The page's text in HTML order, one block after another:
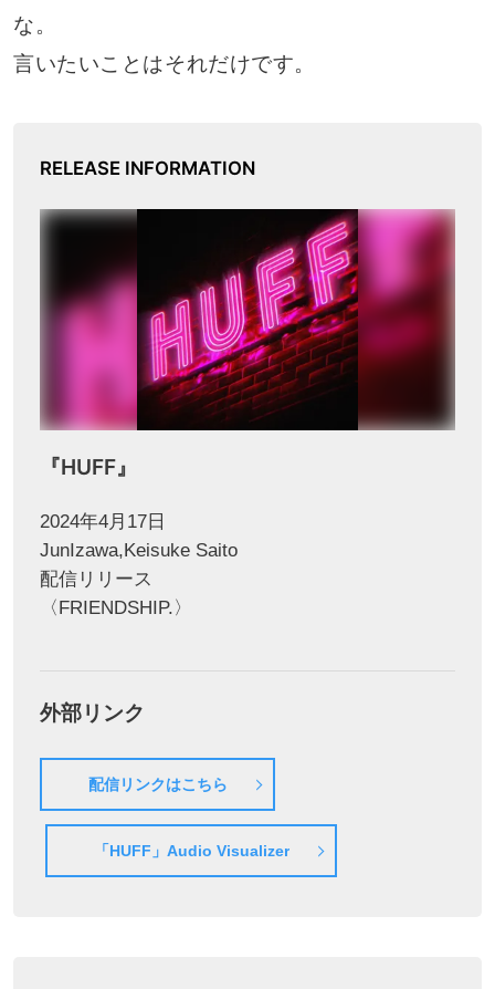
な。
言いたいことはそれだけです。
RELEASE INFORMATION
『HUFF』
2024年4月17日
JunIzawa,Keisuke Saito
配信リリース
〈FRIENDSHIP.〉
外部リンク
配信リンクはこちら
「HUFF」Audio Visualizer